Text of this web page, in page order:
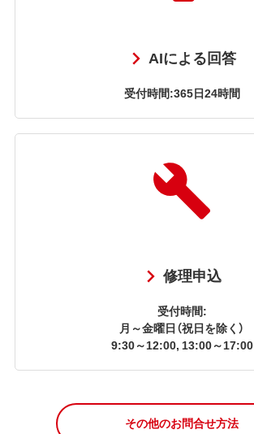
AIによる回答
受付時間:365日24時間
修理申込
受付時間:
月～金曜日（祝日を除く）
9:30～12:00, 13:00～17:00
その他のお問合せ方法